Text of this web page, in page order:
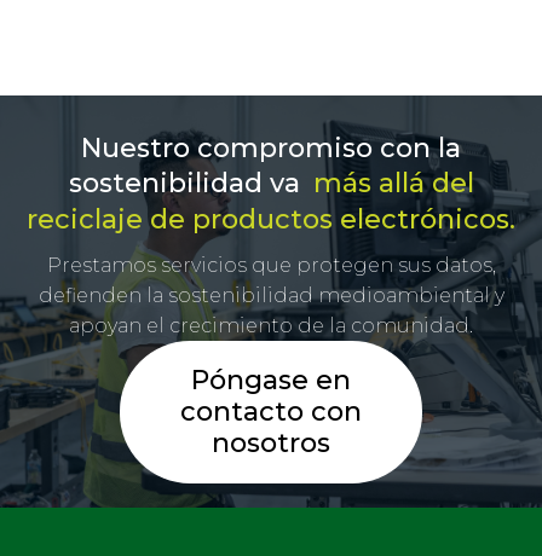
Nuestro compromiso con la
sostenibilidad va más allá del
reciclaje de productos electrónicos.
Prestamos servicios que protegen sus datos,
defienden la sostenibilidad medioambiental y
apoyan el crecimiento de la comunidad.
Póngase en
contacto con
nosotros